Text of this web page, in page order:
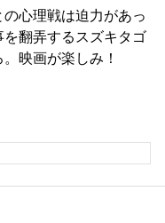
心理戦は迫力があっ
翻弄するスズキタゴ
映画が楽しみ！